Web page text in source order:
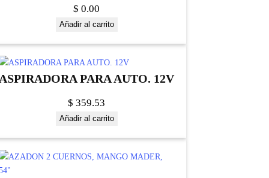
$ 0.00
Añadir al carrito
PARA AUTO. 12V
$ 359.53
Añadir al carrito